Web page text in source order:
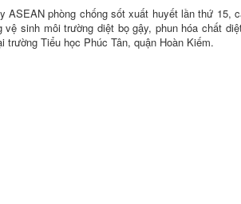
ASEAN phòng chống sốt xuất huyết lần thứ 15,
vệ sinh môi trường diệt bọ gậy, phun hóa chất
Tiểu học Phúc Tân, quận Hoàn Kiếm.